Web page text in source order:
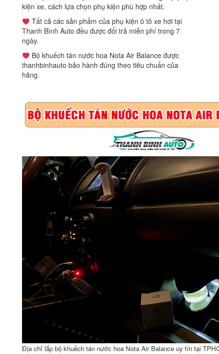
kiện xe, cách lựa chọn phụ kiện phù hợp nhất.
Tất cả các sản phẩm của phụ kiện ô tô xe hơi tại
Thanh Bình Auto đều được đổi trả miễn phí trong 7
ngày.
Bộ khuếch tán nước hoa Nota Air Balance được
thanhbinhauto bảo hành đúng theo tiêu chuẩn của
hãng.
Địa chỉ lắp bộ khuếch tán nước hoa Nota Air Balance uy tín tại